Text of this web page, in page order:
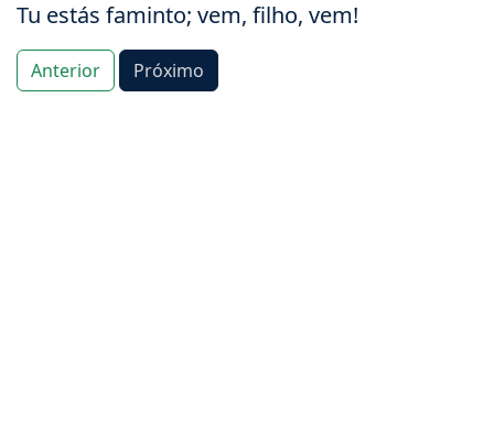
Tu estás faminto; vem, filho, vem!
Anterior Próximo